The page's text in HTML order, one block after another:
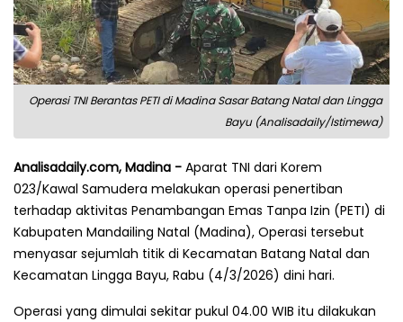
Operasi TNI Berantas PETI di Madina Sasar Batang Natal dan Lingga
Bayu (Analisadaily/Istimewa)
Analisadaily.com, Madina - Aparat TNI dari Korem
023/Kawal Samudera melakukan operasi penertiban
terhadap aktivitas Penambangan Emas Tanpa Izin (PETI) di
Kabupaten Mandailing Natal (Madina), Operasi tersebut
menyasar sejumlah titik di Kecamatan Batang Natal dan
Kecamatan Lingga Bayu, Rabu (4/3/2026) dini hari.
Operasi yang dimulai sekitar pukul 04.00 WIB itu dilakukan